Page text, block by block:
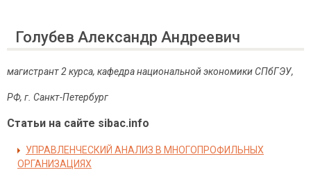
Голубев Александр Андреевич
магистрант 2 курса, кафедра национальной экономики СПбГЭУ,
РФ, г. Санкт-Петербург
Статьи на сайте sibac.info
УПРАВЛЕНЧЕСКИЙ АНАЛИЗ В МНОГОПРОФИЛЬНЫХ
ОРГАНИЗАЦИЯХ